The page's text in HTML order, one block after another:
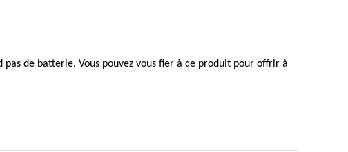
de batterie. Vous pouvez vous fier à ce produit pour offrir à